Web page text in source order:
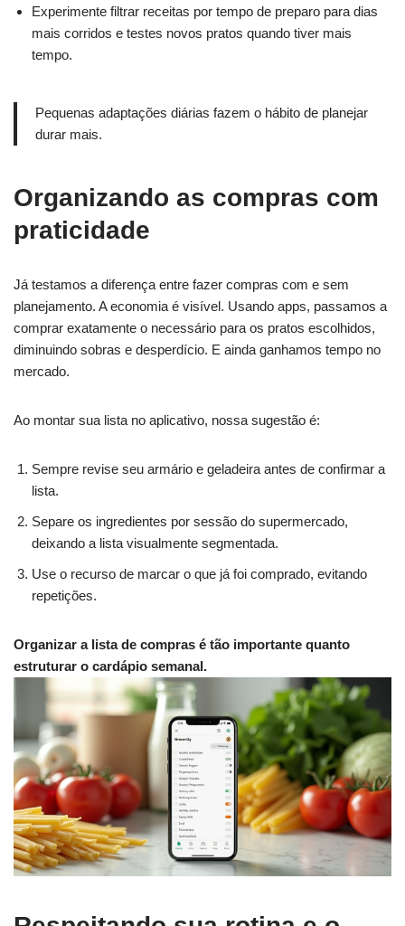
Experimente filtrar receitas por tempo de preparo para dias
mais corridos e testes novos pratos quando tiver mais
tempo.
Pequenas adaptações diárias fazem o hábito de planejar
durar mais.
Organizando as compras com
praticidade
Já testamos a diferença entre fazer compras com e sem
planejamento. A economia é visível. Usando apps, passamos a
comprar exatamente o necessário para os pratos escolhidos,
diminuindo sobras e desperdício. E ainda ganhamos tempo no
mercado.
Ao montar sua lista no aplicativo, nossa sugestão é:
Sempre revise seu armário e geladeira antes de confirmar a
lista.
Separe os ingredientes por sessão do supermercado,
deixando a lista visualmente segmentada.
Use o recurso de marcar o que já foi comprado, evitando
repetições.
Organizar a lista de compras é tão importante quanto
estruturar o cardápio semanal.